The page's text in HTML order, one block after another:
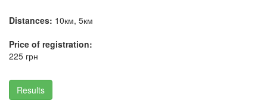
Distances: 10км, 5км
Price of registration:
225 грн
Results